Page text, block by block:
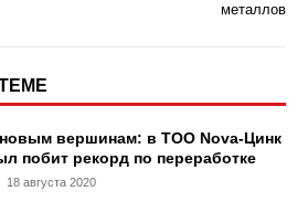
металлов
вершинам: в ТОО Nova-Цинк
побит рекорд по переработке
18 августа 2020